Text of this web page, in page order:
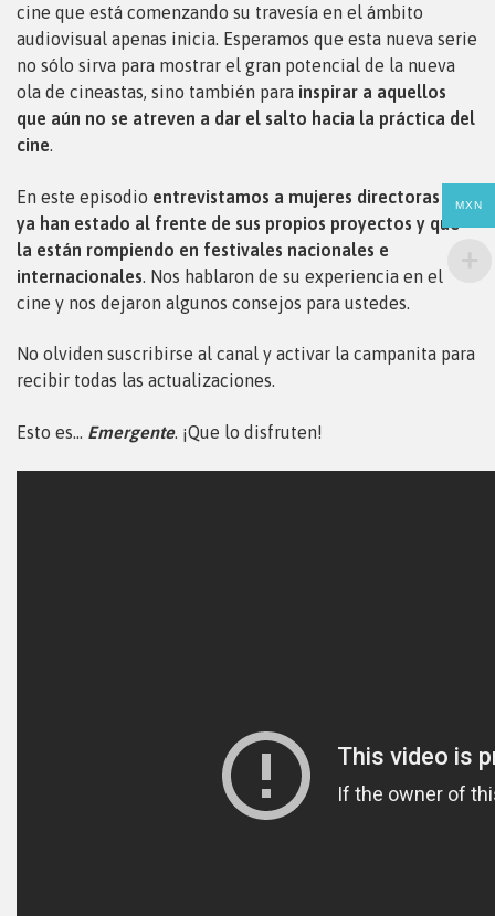
cine que está comenzando su travesía en el ámbito
audiovisual apenas inicia. Esperamos que esta nueva serie
no sólo sirva para mostrar el gran potencial de la nueva
ola de cineastas, sino también para inspirar a aquellos
que aún no se atreven a dar el salto hacia la práctica del
cine.
En este episodio entrevistamos a mujeres directoras que
ya han estado al frente de sus propios proyectos y que
la están rompiendo en festivales nacionales e
internacionales . Nos hablaron de su experiencia en el
cine y nos dejaron algunos consejos para ustedes.
No olviden suscribirse al canal y activar la campanita para
recibir todas las actualizaciones.
Esto es… Emergente. ¡Que lo disfruten!
MXN